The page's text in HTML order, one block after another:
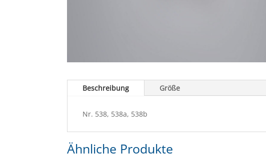
Beschreibung Größe
Nr. 538, 538a, 538b
Ähnliche Produkte